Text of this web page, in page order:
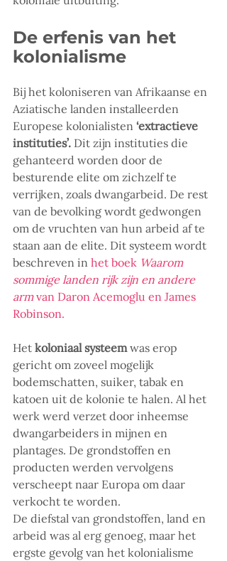
De erfenis van het
kolonialisme
Bij het koloniseren van Afrikaanse en
Aziatische landen installeerden
Europese kolonialisten ‘extractieve
instituties’. Dit zijn instituties die
gehanteerd worden door de
besturende elite om zichzelf te
verrijken, zoals dwangarbeid. De rest
van de bevolking wordt gedwongen
om de vruchten van hun arbeid af te
staan aan de elite. Dit systeem wordt
beschreven in het boek Waarom
sommige landen rijk zijn en andere
arm van Daron Acemoglu en James
Robinson.
Het koloniaal systeem was erop
gericht om zoveel mogelijk
bodemschatten, suiker, tabak en
katoen uit de kolonie te halen. Al het
werk werd verzet door inheemse
dwangarbeiders in mijnen en
plantages. De grondstoffen en
producten werden vervolgens
verscheept naar Europa om daar
verkocht te worden.
De diefstal van grondstoffen, land en
arbeid was al erg genoeg, maar het
ergste gevolg van het kolonialisme